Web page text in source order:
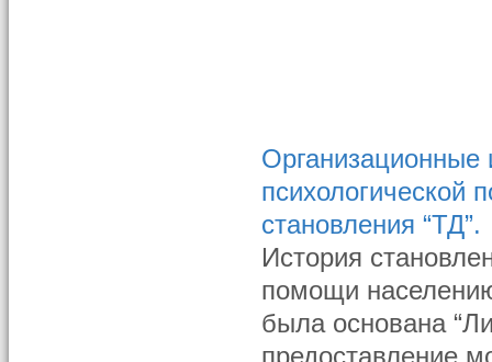
Организационные
психологической
становления “ТД”.
История
помощи
была основана